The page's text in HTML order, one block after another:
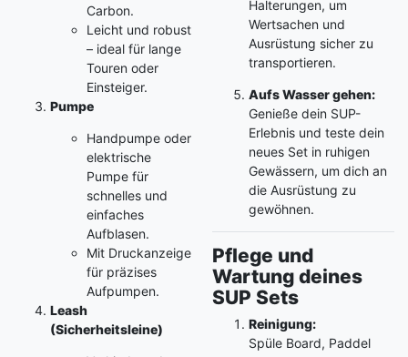
Carbon.
Leicht und robust
– ideal für lange
Touren oder
Einsteiger.
Pumpe
Handpumpe oder
elektrische
Pumpe für
schnelles und
einfaches
Aufblasen.
Mit Druckanzeige
für präzises
Aufpumpen.
Leash
(Sicherheitsleine)
Halterungen, um
Wertsachen und
Ausrüstung sicher zu
transportieren.
Aufs Wasser gehen:
Genieße dein SUP-
Erlebnis und teste dein
neues Set in ruhigen
Gewässern, um dich an
die Ausrüstung zu
gewöhnen.
Pflege und
Wartung deines
SUP Sets
Reinigung:
Spüle Board, Paddel